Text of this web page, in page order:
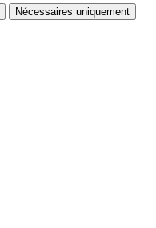
Nécessaires uniquement